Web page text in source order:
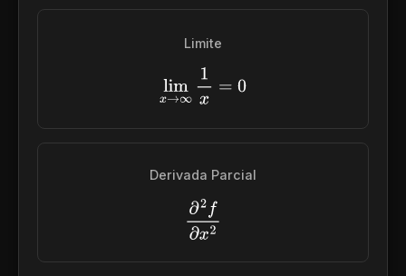
Limite
limx→∞1 x= 0
Derivada Parcial
∂2f∂x